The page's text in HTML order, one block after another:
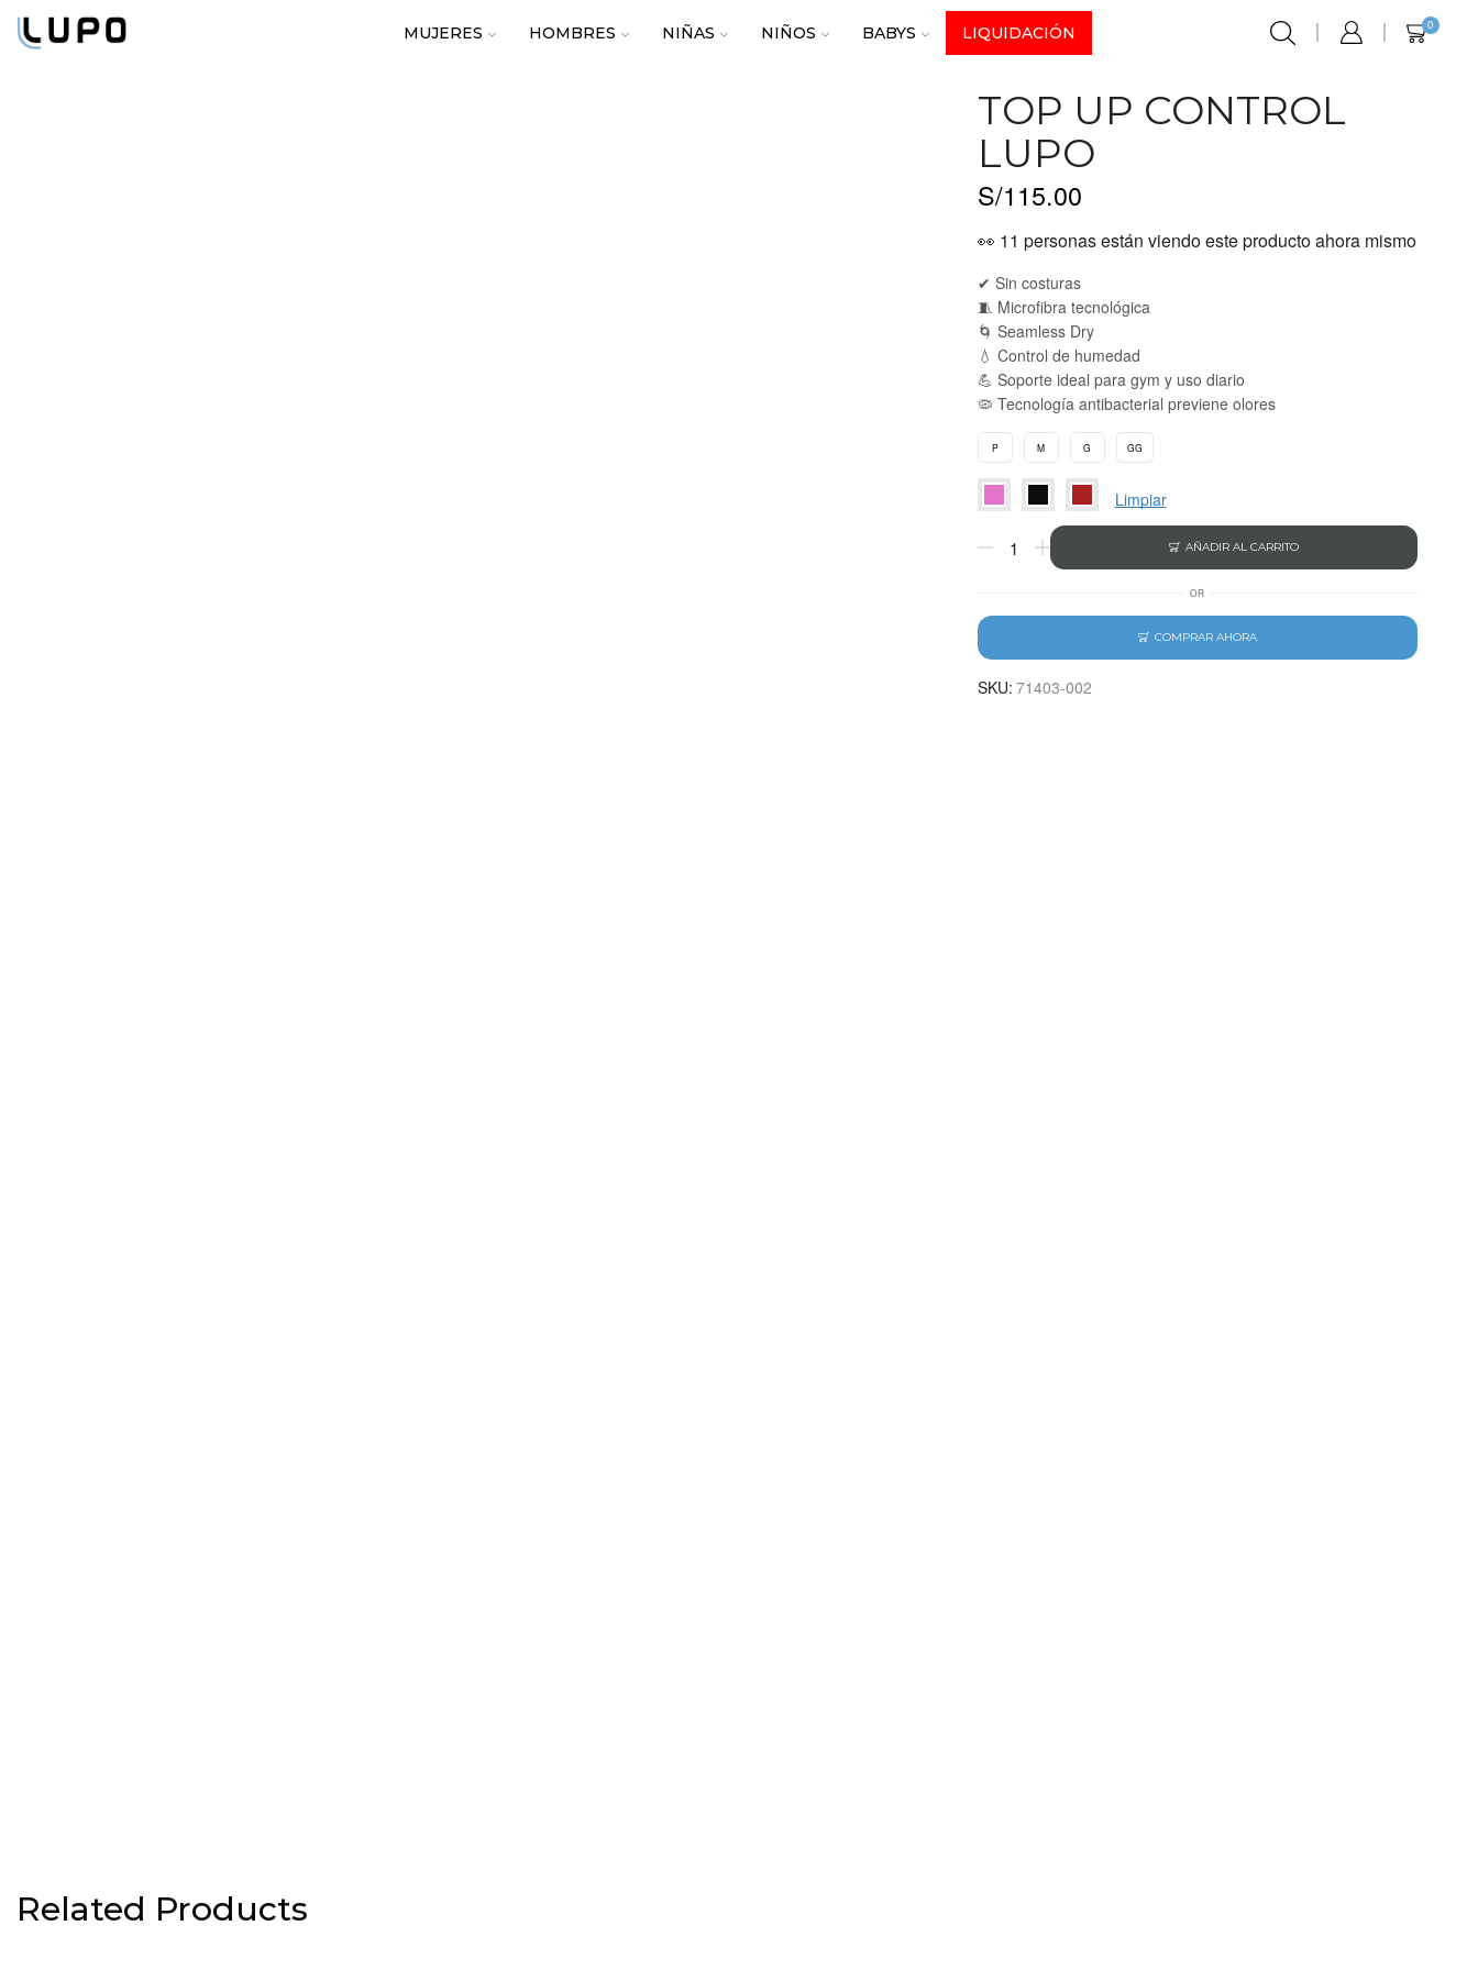
MUJERES HOMBRES NIÑAS NIÑOS BABYS LIQUIDACIÓN 0
TOP UP CONTROL
LUPO
S/115.00
👀 11 personas están viendo este producto ahora mismo
✔ Sin costuras
🧵 Microfibra tecnológica
🌀 Seamless Dry
💧 Control de humedad
💪 Soporte ideal para gym y uso diario
🦠 Tecnología antibacterial previene olores
P M G GG
Limpiar
AÑADIR AL CARRITO
OR
COMPRAR AHORA
SKU: 71403-002
Related Products